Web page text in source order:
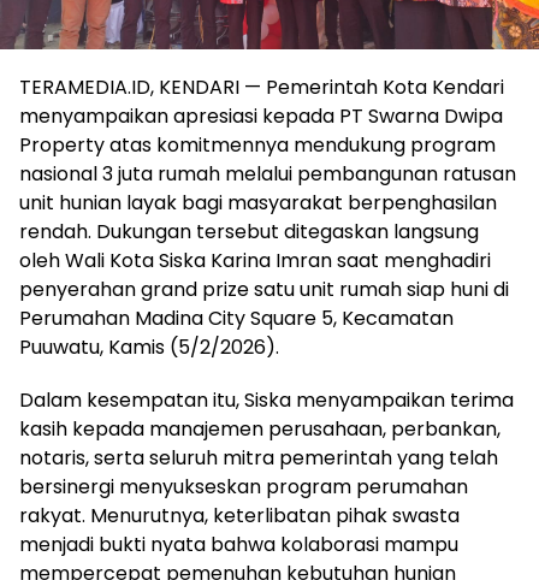
TERAMEDIA.ID, KENDARI — Pemerintah Kota Kendari
menyampaikan apresiasi kepada PT Swarna Dwipa
Property atas komitmennya mendukung program
nasional 3 juta rumah melalui pembangunan ratusan
unit hunian layak bagi masyarakat berpenghasilan
rendah. Dukungan tersebut ditegaskan langsung
oleh Wali Kota Siska Karina Imran saat menghadiri
penyerahan grand prize satu unit rumah siap huni di
Perumahan Madina City Square 5, Kecamatan
Puuwatu, Kamis (5/2/2026).
Dalam kesempatan itu, Siska menyampaikan terima
kasih kepada manajemen perusahaan, perbankan,
notaris, serta seluruh mitra pemerintah yang telah
bersinergi menyukseskan program perumahan
rakyat. Menurutnya, keterlibatan pihak swasta
menjadi bukti nyata bahwa kolaborasi mampu
mempercepat pemenuhan kebutuhan hunian